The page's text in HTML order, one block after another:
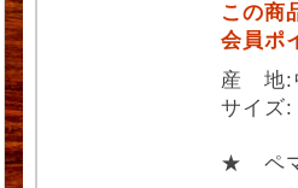
この商
会員ポ
産 地:
サイズ
★ ペマ